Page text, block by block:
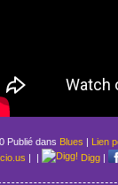
Publié dans Blues | Lien
| | Digg|